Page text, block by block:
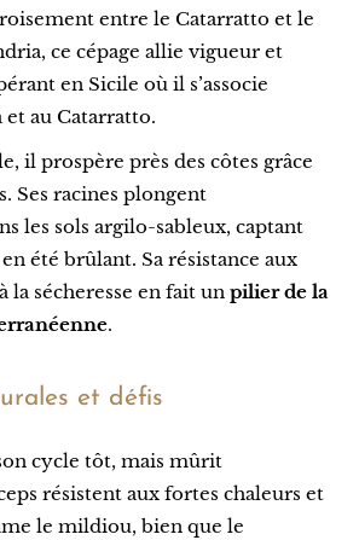
entre le Catarratto et le
ce cépage allie vigueur et
en Sicile où il s’associe
et au Catarratto.
il prospère près des côtes grâce
Ses racines plongent
les sols argilo-sableux, captant
été brûlant. Sa résistance aux
la sécheresse en fait un pilier de la
.
et défis
cycle tôt, mais mûrit
résistent aux fortes chaleurs et
le mildiou, bien que le